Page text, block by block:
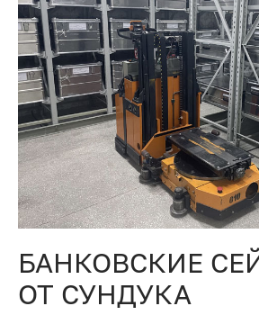
БАНКОВСКИЕ
ОТ СУНДУКА